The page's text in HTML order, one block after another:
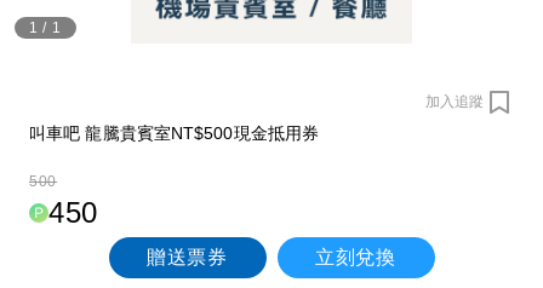
1 / 1
加入追蹤
叫車吧 龍騰貴賓室NT$500現金抵用券
500
450
贈送票券 立刻兌換